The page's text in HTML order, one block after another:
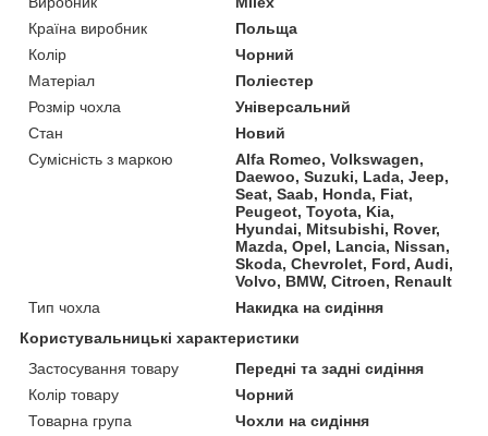
Країна виробник
Польща
Колір
Чорний
Матеріал
Поліестер
Розмір чохла
Універсальний
Стан
Новий
Сумісність з маркою
Alfa Romeo, Volkswagen,
Daewoo, Suzuki, Lada, Jeep,
Seat, Saab, Honda, Fiat,
Peugeot, Toyota, Kia,
Hyundai, Mitsubishi, Rover,
Mazda, Opel, Lancia, Nissan,
Skoda, Chevrolet, Ford, Audi,
Volvo, BMW, Citroen, Renault
Тип чохла
Накидка на сидіння
Користувальницькі характеристики
Застосування товару
Передні та задні сидіння
Колір товару
Чорний
Товарна група
Чохли на сидіння